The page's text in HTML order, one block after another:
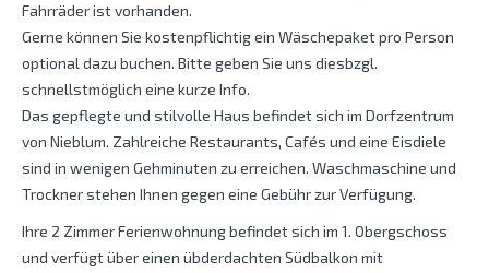
Fahrräder ist vorhanden.
Gerne können Sie kostenpflichtig ein Wäschepaket pro Person
optional dazu buchen. Bitte geben Sie uns diesbzgl.
schnellstmöglich eine kurze Info.
Das gepflegte und stilvolle Haus befindet sich im Dorfzentrum
von Nieblum. Zahlreiche Restaurants, Cafés und eine Eisdiele
sind in wenigen Gehminuten zu erreichen. Waschmaschine und
Trockner stehen Ihnen gegen eine Gebühr zur Verfügung.
Ihre 2 Zimmer Ferienwohnung befindet sich im 1. Obergschoss
und verfügt über einen übderdachten Südbalkon mit